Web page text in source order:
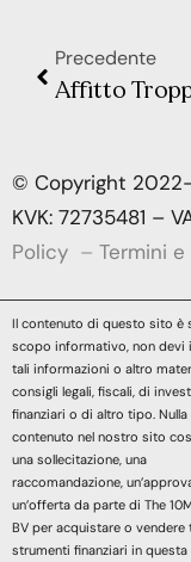
Precedente
© Copyright
KVK: 72735481 –
Policy – Termini
Il contenuto di questo sito è
scopo informativo, non devi
tali informazioni o altro
consigli legali, fiscali, di
finanziari o di altro tipo.
contenuto nel nostro sito
una sollecitazione, una
raccomandazione,
un’offerta da parte di The
BV per acquistare o vendere
strumenti finanziari in questa